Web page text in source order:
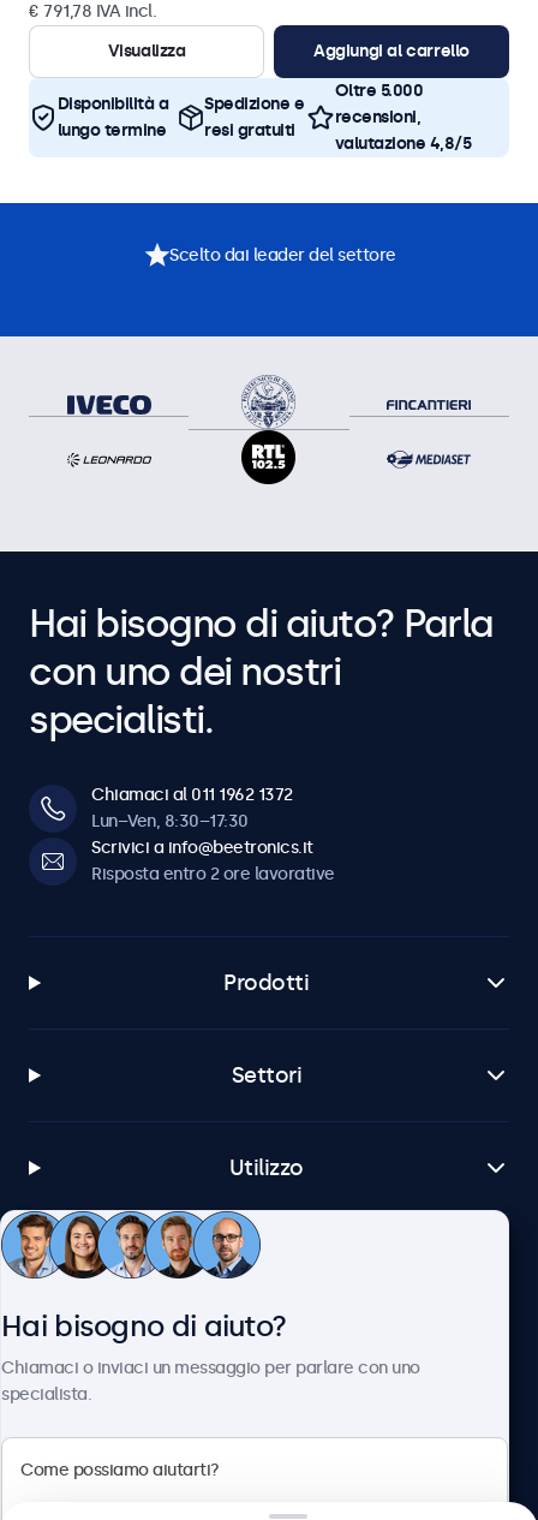
€ 791,78 IVA incl.
Visualizza
Aggiungi al carrello
Disponibilità a
lungo termine
Spedizione e
resi gratuiti
Oltre 5.000
recensioni,
valutazione 4,8/5
Scelto dai leader del settore
Hai bisogno di aiuto? Parla
con uno dei nostri
specialisti.
Chiamaci al 011 1962 1372
Lun–Ven, 8:30–17:30
Scrivici a info@beetronics.it
Risposta entro 2 ore lavorative
Prodotti
Settori
Utilizzo
Servizio Clienti
Hai bisogno di aiuto?
Chiamaci o inviaci un messaggio per parlare con uno
specialista.